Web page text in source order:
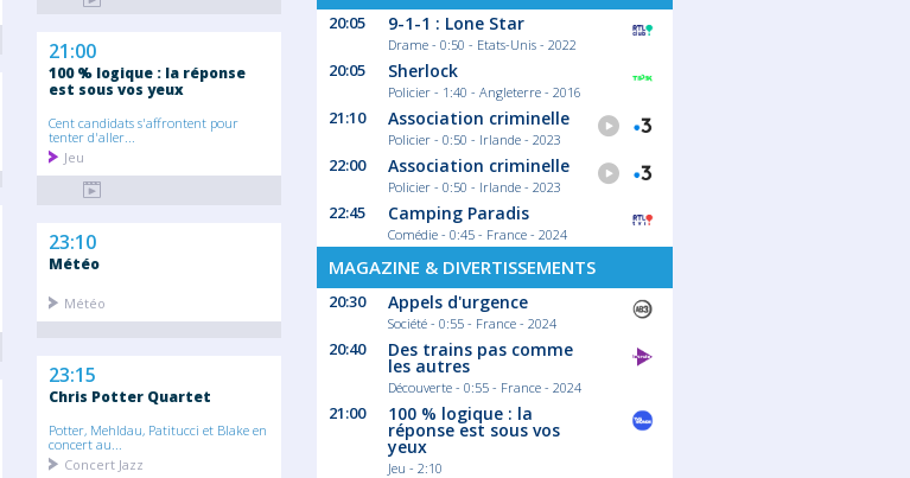
21:00
100 % logique : la réponse
est sous vos yeux
Cent candidats s'affrontent pour
tenter d'aller...
Jeu
23:10
Météo
Météo
23:15
Chris Potter Quartet
Potter, Mehldau, Patitucci et Blake en
concert au...
Concert Jazz
20:05 9-1-1 : Lone Star
Drame - 0:50 - Etats-Unis - 2022
20:05 Sherlock
Policier - 1:40 - Angleterre - 2016
21:10 Association criminelle
Policier - 0:50 - Irlande - 2023
22:00 Association criminelle
Policier - 0:50 - Irlande - 2023
22:45 Camping Paradis
Comédie - 0:45 - France - 2024
MAGAZINE & DIVERTISSEMENTS
20:30 Appels d'urgence
Société - 0:55 - France - 2024
20:40 Des trains pas comme
les autres
Découverte - 0:55 - France - 2024
21:00 100 % logique : la
réponse est sous vos
yeux
Jeu - 2:10